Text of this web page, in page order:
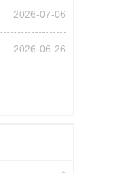
2026-07-06
2026-06-26